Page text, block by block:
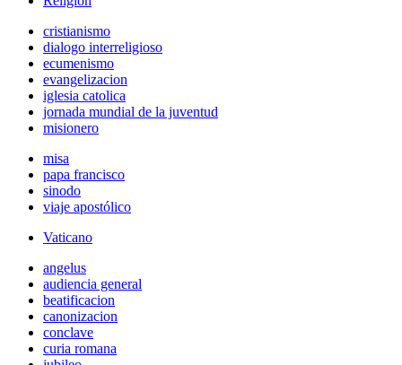
cristianismo
dialogo interreligioso
ecumenismo
evangelizacion
iglesia catolica
jornada mundial de la juventud
misionero
misa
papa francisco
sinodo
viaje apostólico
Vaticano
angelus
audiencia general
beatificacion
canonizacion
conclave
curia romana